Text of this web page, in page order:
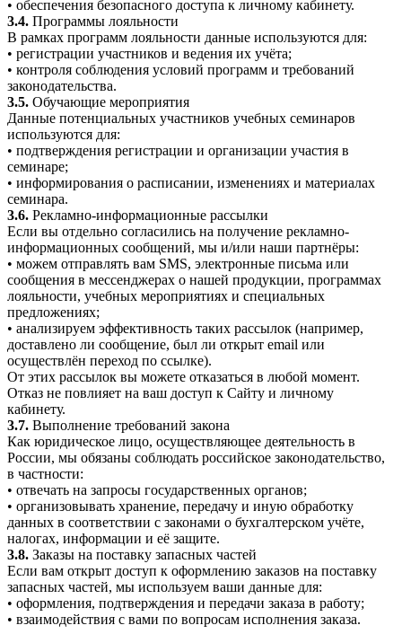
• обеспечения безопасного доступа к личному кабинету.
3.4. Программы лояльности
В рамках программ лояльности данные используются для:
• регистрации участников и ведения их учёта;
• контроля соблюдения условий программ и требований
законодательства.
3.5. Обучающие мероприятия
Данные потенциальных участников учебных семинаров
используются для:
• подтверждения регистрации и организации участия в
семинаре;
• информирования о расписании, изменениях и материалах
семинара.
3.6. Рекламно-информационные рассылки
Если вы отдельно согласились на получение рекламно-
информационных сообщений, мы и/или наши партнёры:
• можем отправлять вам SMS, электронные письма или
сообщения в мессенджерах о нашей продукции, программах
лояльности, учебных мероприятиях и специальных
предложениях;
• анализируем эффективность таких рассылок (например,
доставлено ли сообщение, был ли открыт email или
осуществлён переход по ссылке).
От этих рассылок вы можете отказаться в любой момент.
Отказ не повлияет на ваш доступ к Сайту и личному
кабинету.
3.7. Выполнение требований закона
Как юридическое лицо, осуществляющее деятельность в
России, мы обязаны соблюдать российское законодательство,
в частности:
• отвечать на запросы государственных органов;
• организовывать хранение, передачу и иную обработку
данных в соответствии с законами о бухгалтерском учёте,
налогах, информации и её защите.
3.8. Заказы на поставку запасных частей
Если вам открыт доступ к оформлению заказов на поставку
запасных частей, мы используем ваши данные для:
• оформления, подтверждения и передачи заказа в работу;
• взаимодействия с вами по вопросам исполнения заказа.